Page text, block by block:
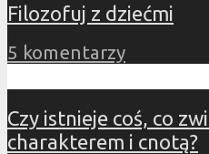
Filozofuj z dziećmi
5 komentarzy
Czy istnieje coś, co
charakterem i cnotą?